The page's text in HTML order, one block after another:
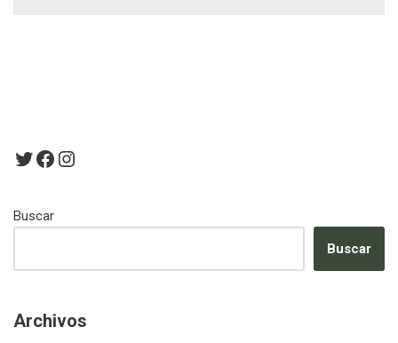
Buscar
Buscar
Archivos